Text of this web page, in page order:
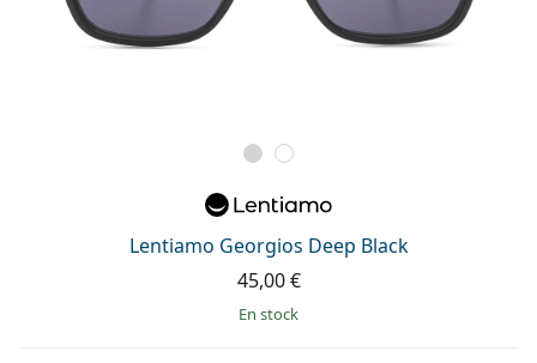
Lentiamo Georgios Deep Black
45,00 €
en stock